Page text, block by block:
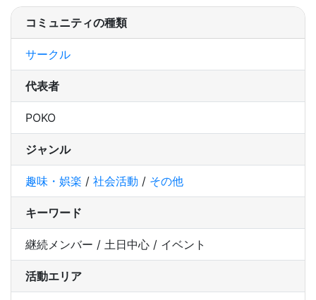
コミュニティの種類
サークル
代表者
POKO
ジャンル
趣味・娯楽 / 社会活動 / その他
キーワード
継続メンバー / 土日中心 / イベント
活動エリア